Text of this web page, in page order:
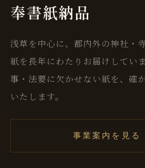
奉書紙納品
浅草を中心に、都内外の神社・
紙を長年にわたりお届けしてい
事・法要に欠かせない紙を、確
いたします。
事業案内を見る